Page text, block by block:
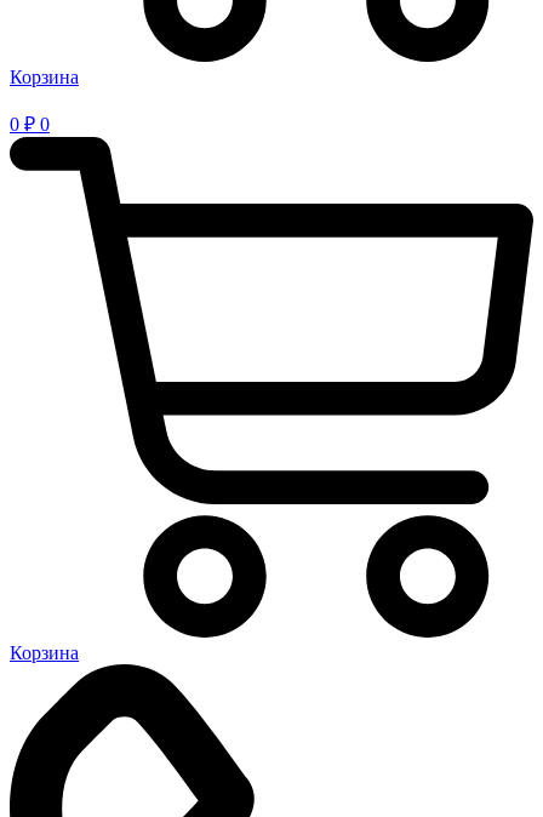
Корзина
0 ₽ 0
Корзина